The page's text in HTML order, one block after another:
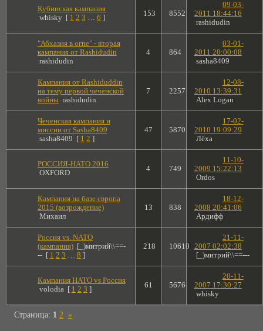
Кубинская кампания
whisky [ 1 2 3 … 6 ] 153 8552
09-03-
2011 18:44:16
rashidudin
"Абхазия в огне" - вторая
кампания от Rashidudin
rashidudin
4 864
03-01-
2011 20:00:08
sasha8409
Кампания от Rashiduddin
на тему первой чеченской
войны rashidudin
7 2257
12-08-
2010 13:39:31
Alex Logan
Чеченская кампания и
миссии от Sasha8409
sasha8409
[ 1 2 ]
47 5870
17-02-
2010 19:09:29
Лёха
РОССИЯ-НАТО 2016
OXFORD
4 749
11-10-
2009 15:22:13
Ordos
Кампания на базе европа
2015 (возрождение)
Михаил
13 838
18-12-
2008 20:41:06
Ардифф
Россия vs. NATO
(кaмпания) [_)митрий\\==-
-- [ 1 2 3 … 8 ]
218 10610
21-11-
2007 02:02:38
[_)митрий\\==---
Кампания НАТО vs Россия
volodia [ 1 2 3 ] 61 5676
20-11-
2007 17:30:27
whisky
Страница: 1 2 »